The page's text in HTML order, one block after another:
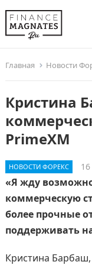
Главная Новости
Кристина
PrimeXM
НОВОСТИ ФОРЕКС
«Я жду
коммерческую
более прочные
поддерживать
Кристина